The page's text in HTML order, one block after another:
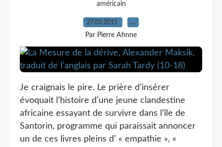
américain
27.03.2015 …
Par Pierre Ahnne
Je craignais le pire. Le prière d’insérer
évoquait l’histoire d’une jeune clandestine
africaine essayant de survivre dans l’île de
Santorin, programme qui paraissait annoncer
un de ces livres pleins d’ « empathie », «